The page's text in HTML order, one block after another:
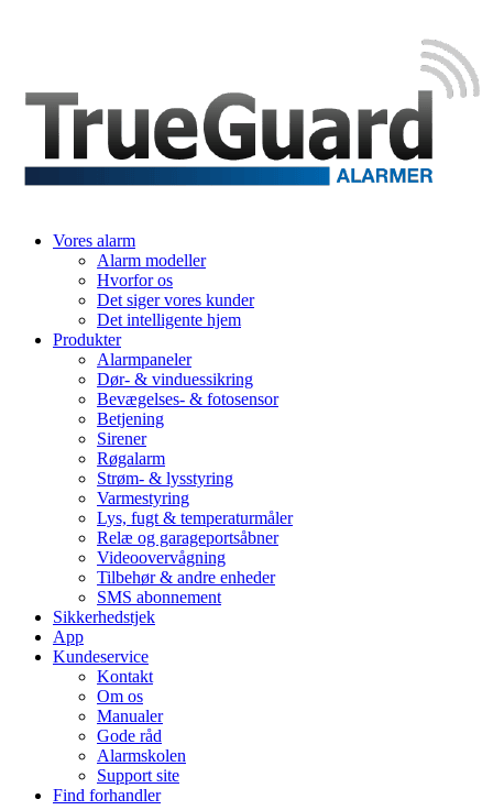
Vores alarm
Alarm modeller
Hvorfor os
Det siger vores kunder
Det intelligente hjem
Produkter
Alarmpaneler
Dør- & vinduessikring
Bevægelses- & fotosensor
Betjening
Sirener
Røgalarm
Strøm- & lysstyring
Varmestyring
Lys, fugt & temperaturmåler
Relæ og garageportsåbner
Videoovervågning
Tilbehør & andre enheder
SMS abonnement
Sikkerhedstjek
App
Kundeservice
Kontakt
Om os
Manualer
Gode råd
Alarmskolen
Support site
Find forhandler